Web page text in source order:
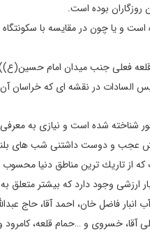
روزگاران بوده است.
و يا چون در مقايسه با
قلعه فعلی جنب ميدان امام
در نقشه ای كه خراسان
شناخته شده است و نيازی به معرفی
عجب و دوست داشتنی شب های
از تاريك ترين مناطق دنيا
ارزشی وجود دارد كه بيشتر
فاضل خان، احمد آقا، حاج
برج نگهبانی، بادگيرهای علی آقا، خسروی و